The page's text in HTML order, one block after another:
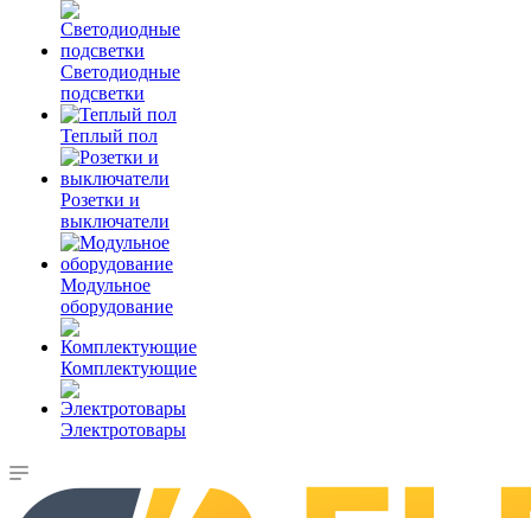
Светодиодные
подсветки
Теплый пол
Розетки и
выключатели
Модульное
оборудование
Комплектующие
Электротовары